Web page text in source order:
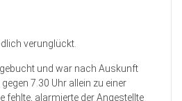
verunglückt.
und war nach Auskunft
7.30 Uhr allein zu einer
fehlte, alarmierte der Angestellte